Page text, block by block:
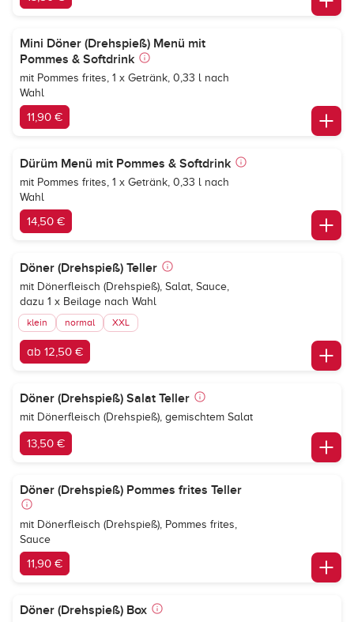
Mini Döner (Drehspieß) Menü mit
Pommes & Softdrink
mit Pommes frites, 1 x Getränk, 0,33 l nach
Wahl
11,90 €
Dürüm Menü mit Pommes & Softdrink
mit Pommes frites, 1 x Getränk, 0,33 l nach
Wahl
14,50 €
Döner (Drehspieß) Teller
mit Dönerfleisch (Drehspieß), Salat, Sauce,
dazu 1 x Beilage nach Wahl
klein normal XXL
ab 12,50 €
Döner (Drehspieß) Salat Teller
mit Dönerfleisch (Drehspieß), gemischtem Salat
13,50 €
Döner (Drehspieß) Pommes frites Teller
mit Dönerfleisch (Drehspieß), Pommes frites,
Sauce
11,90 €
Döner (Drehspieß) Box